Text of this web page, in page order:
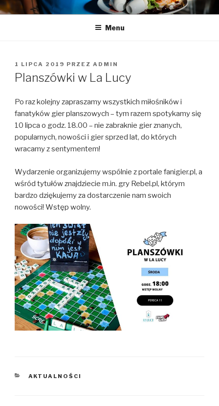
Przeskocz
do
LA LUCY
Zapraszamy na pyszną kawę i naleśniki
Menu
OPUBLIKOWANE
W
1 LIPCA 2019 PRZEZ ADMIN
Planszówki w La Lucy
Po raz kolejny zapraszamy wszystkich miłośników i
fanatyków gier planszowych – tym razem spotykamy się
10 lipca o godz. 18.00 – nie zabraknie gier znanych,
popularnych, nowości i gier sprzed lat, do których
wracamy z sentymentem!
Wydarzenie organizujemy wspólnie z portale fanigier.pl, a
wśród tytułów znajdziecie m.in. gry Rebel.pl, którym
bardzo dziękujemy za dostarczenie nam swoich
nowości! Wstęp wolny.
KATEGORIE
AKTUALNOŚCI